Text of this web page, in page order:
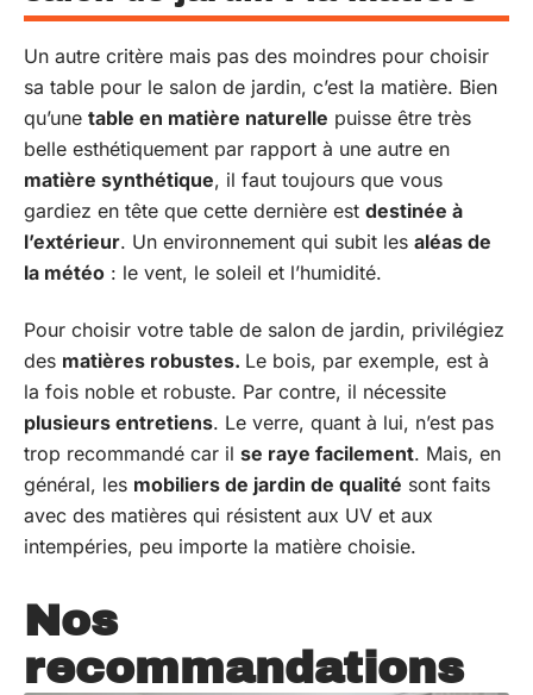
Un autre critère mais pas des moindres pour choisir
sa table pour le salon de jardin, c’est la matière. Bien
qu’une table en matière naturelle puisse être très
belle esthétiquement par rapport à une autre en
matière synthétique, il faut toujours que vous
gardiez en tête que cette dernière est destinée à
l’extérieur. Un environnement qui subit les aléas de
la météo : le vent, le soleil et l’humidité.
Pour choisir votre table de salon de jardin, privilégiez
des matières robustes. Le bois, par exemple, est à
la fois noble et robuste. Par contre, il nécessite
plusieurs entretiens. Le verre, quant à lui, n’est pas
trop recommandé car il se raye facilement. Mais, en
général, les mobiliers de jardin de qualité sont faits
avec des matières qui résistent aux UV et aux
intempéries, peu importe la matière choisie.
Nos
recommandations